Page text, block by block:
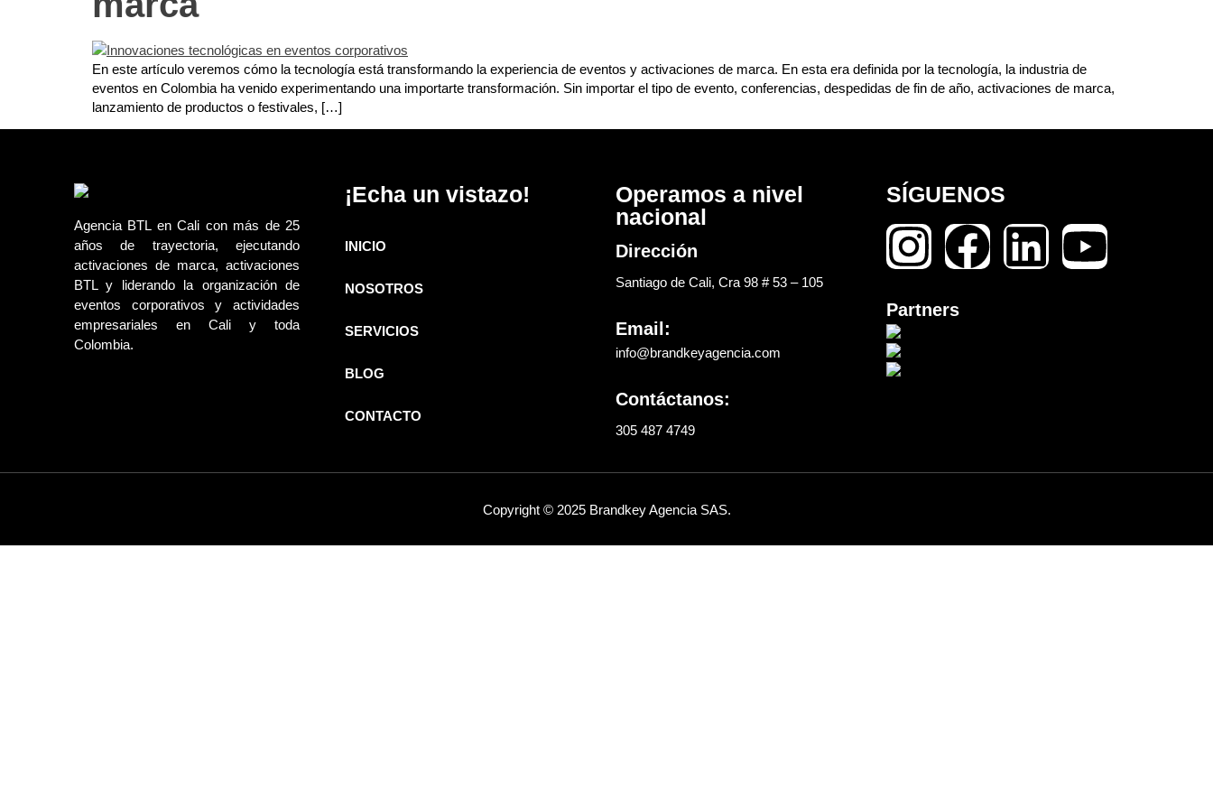
En este artículo veremos cómo la tecnología está transformando la experiencia de eventos y activaciones de marca. En esta era definida por la tecnología, la industria de
eventos en Colombia ha venido experimentando una importarte transformación. Sin importar el tipo de evento, conferencias, despedidas de fin de año, activaciones de marca,
lanzamiento de productos o festivales, […]
Agencia BTL en Cali con más de 25
años de trayectoria, ejecutando
activaciones de marca, activaciones
BTL y liderando la organización de
eventos corporativos y actividades
empresariales en Cali y toda
Colombia.
¡Echa un vistazo!
INICIO
NOSOTROS
SERVICIOS
BLOG
CONTACTO
Operamos a nivel
nacional
Dirección
Santiago de Cali, Cra 98 # 53 – 105
Email:
info@brandkeyagencia.com
Contáctanos:
305 487 4749
SÍGUENOS
Partners
Copyright © 2025 Brandkey Agencia SAS.